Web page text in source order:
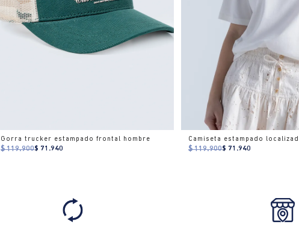
Gorra trucker estampado frontal hombre
$ 119.900$ 71.940 $ 119.900$ 71.940